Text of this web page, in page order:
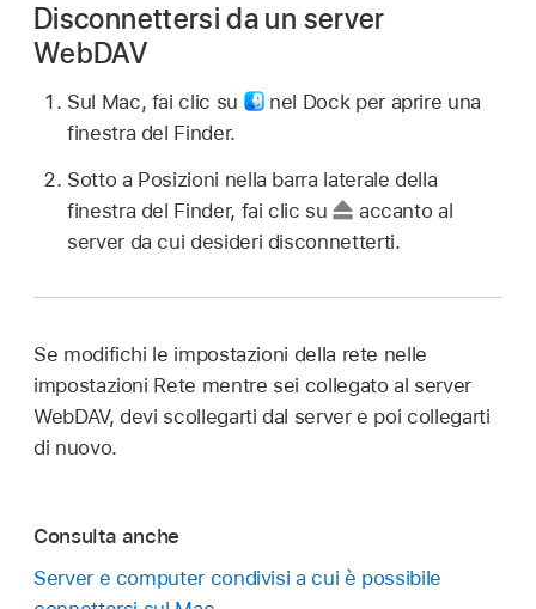
Disconnettersi da un server
WebDAV
Sul Mac, fai clic su
nel Dock per aprire una
finestra del Finder.
Sotto a Posizioni nella barra laterale della
finestra del Finder, fai clic su
accanto al
server da cui desideri disconnetterti.
Se modifichi le impostazioni della rete nelle
impostazioni Rete mentre sei collegato al server
WebDAV, devi scollegarti dal server e poi collegarti
di nuovo.
Consulta anche
Server e computer condivisi a cui è possibile